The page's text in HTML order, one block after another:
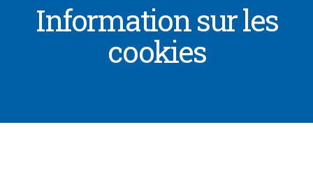
Information sur les
cookies